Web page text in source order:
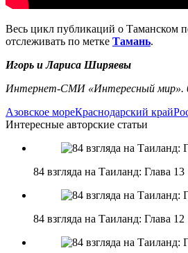
Весь цикл публикаций о Таманском
отслеживать по метке Тамань.
Игорь и Лариса Ширяевы
Интернет-СМИ «Интересный мир».
Азовское мореКраснодарский край
Интересные авторские статьи
84 взгляда на Таиланд: Глава 13
84 взгляда на Таиланд: Глава 12